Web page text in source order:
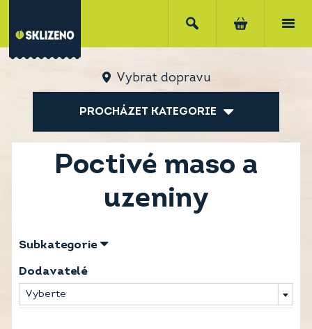
Vybrat dopravu
PROCHÁZET KATEGORIE
Poctivé maso a
uzeniny
Subkategorie
Dodavatelé
Vyberte